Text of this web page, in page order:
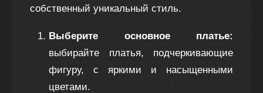
собственный уникальный стиль.
Выберите основное платье:
выбирайте платья, подчеркивающие
фигуру, с яркими и насыщенными
цветами.